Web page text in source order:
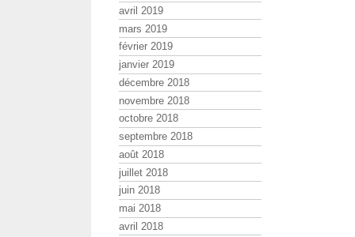
avril 2019
mars 2019
février 2019
janvier 2019
décembre 2018
novembre 2018
octobre 2018
septembre 2018
août 2018
juillet 2018
juin 2018
mai 2018
avril 2018